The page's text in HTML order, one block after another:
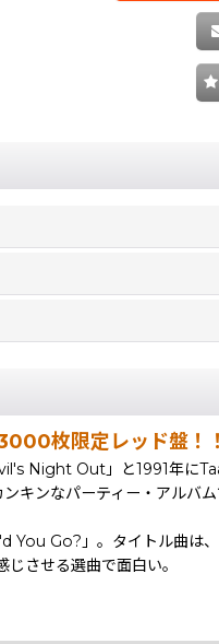
枚限定レッド盤！！
Out」と1991年に
ンキンなパーティー・ア
You Go?」。タイトル曲
させる選曲で面白い。